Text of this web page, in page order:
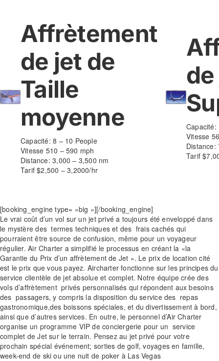
Affrètement
de jet de
Taille
moyenne
Capacité: 8 – 10 People
Vitesse 510 – 590 mph
Distance: 3,000 – 3,500 nm
Tarif $2,500 – 3,2000/hr
Capacité:
Vitesse
Distance:
Tarif
[booking_engine type= »big »][/booking_engine]
Le vrai coût d’un vol sur un jet privé a toujours été enveloppé dans
le mystère des termes techniques et des frais cachés qui
pourraient être source de confusion, même pour un voyageur
régulier. Air Charter a simplifié le processus en créant la «la
Garantie du Prix d’un affrètement de Jet ». Le prix de location cité
est le prix que vous payez. Aircharter fonctionne sur les principes du
service clientèle de jet absolue et complet. Notre équipe crée des
vols d’affrètement privés personnalisés qui répondent aux besoins
des passagers, y compris la disposition du service des repas
gastronomique,des boissons spéciales, et du divertissement à bord,
ainsi que d’autres services. En outre, le personnel d’Air Charter
organise un programme VIP de conciergerie pour un service
complet de Jet sur le terrain. Pensez au jet privé pour votre
prochain spécial événement; sorties de golf, voyages en famille,
week-end de ski ou une nuit de poker à Las Vegas